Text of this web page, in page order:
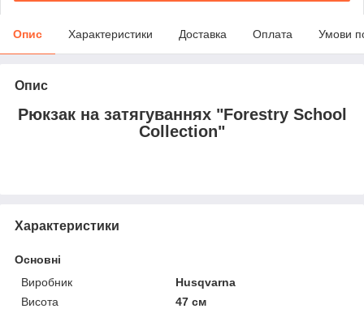
Опис Характеристики Доставка Оплата Умови
Опис
Рюкзак на затягуваннях "Forestry School
Collection"
Характеристики
Основні
Виробник
Husqvarna
Висота
47 см